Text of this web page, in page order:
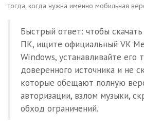
тогда, когда нужна именно мобильная
Быстрый ответ: чтобы
ПК, ищите официальный VK
Windows, устанавливайте его
доверенного источника и не
которые обещают полную
авторизации, взлом музыки,
обход ограничений.